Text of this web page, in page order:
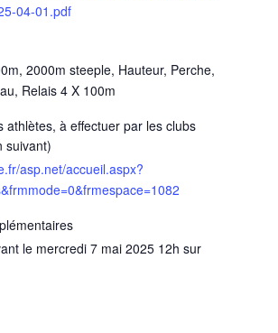
04-01.pdf
2000m steeple, Hauteur, Perche,
Relais 4 X 100m
athlètes, à effectuer par les clubs
suivant)
asp.net/accueil.aspx?
le mercredi 7 mai 2025 12h sur